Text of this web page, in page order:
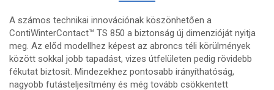
A számos technikai innovációnak köszönhetően a
ContiWinterContact™ TS 850 a biztonság új dimenzióját nyitja
meg. Az előd modellhez képest az abroncs téli körülmények
között sokkal jobb tapadást, vizes útfelületen pedig rövidebb
fékutat biztosít. Mindezekhez pontosabb irányíthatóság,
nagyobb futásteljesítmény és még tovább csökkentett